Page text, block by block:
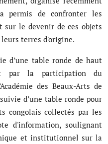
permis de confronter les
sur le devenir de ces objets
terres d'origine.
d’une table ronde de haut
par la participation du
des Beaux-Arts de
d’une table ronde pour
congolais collectés par les
d'information, soulignant
et institutionnel sur la